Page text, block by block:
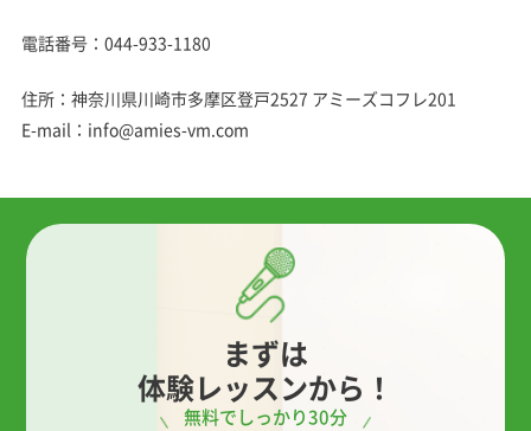
電話番号：044-933-1180
住所：神奈川県川崎市多摩区登戸2527 アミーズコフレ201
E-mail：info@amies-vm.com
まずは
体験レッスンから！
無料でしっかり30分